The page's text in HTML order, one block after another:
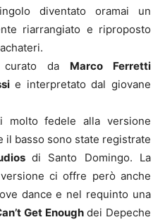
diventato oramai un
riarrangiato e riproposto
curato da Marco Ferretti
e interpretato dal giovane
fedele alla versione
basso sono state registrate
di Santo Domingo. La
ci offre però anche
dance e nel requinto una
Get Enoughdei Depeche